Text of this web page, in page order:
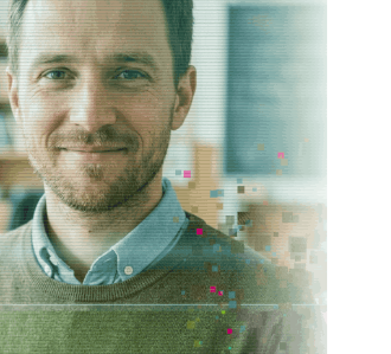
zvládnutí náročné zkoušky, jak řešit
a návodů k přípravě.
maximální pozornost přípravě na výuku
oboru.
podmínek –u nultých
vrácení peněz v případě nepřijetí na
je pro studenty velkou výhodou.
učebnice psychologie, a časopis Kam Po
DETAILPŘIHLÁSIT SE